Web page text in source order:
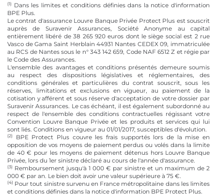
(1)
Dans les limites et conditions définies dans la notice d'information
BPE Plus.
Le contrat d'assurance Louvre Banque Privée Protect Plus est souscrit
auprès de Suravenir Assurances, Société Anonyme au capital
entièrement libéré de 38 265 920 euros dont le siège social est 2 rue
Vasco de Gama Saint Herblain 44931 Nantes CEDEX 09, immatriculée
au RCS de Nantes sous le n° 343 142 659, Code NAF 6512 Z et régie par
le Code des Assurances.
L'ensemble des avantages et conditions présentés demeure soumis
au respect des dispositions législatives et réglementaires, des
conditions générales et particulières du contrat souscrit, sous les
réserves, limitations et exclusions en vigueur, au paiement de la
cotisation y afférent et sous réserve d'acceptation de votre dossier par
Suravenir Assurances. Le cas échéant, il est également subordonné au
respect de l'ensemble des conditions contractuelles régissant votre
Convention Louvre Banque Privée et les produits et services qui lui
sont liés. Conditions en vigueur au 01/01/2017, susceptibles d'évolution.
(2)
BPE Protect Plus couvre les frais supportés lors de la mise en
opposition de vos moyens de paiement perdus ou volés dans la limite
de 40 € pour les moyens de paiement détenus hors Louvre Banque
Privée, lors du 1er sinistre déclaré au cours de l'année d'assurance.
(3) Remboursement jusqu'à 1 000 € par sinistre et un maximum de 2
000 € par an. Le bien doit avoir une valeur supérieure à 75 €.
(4) Pour tout sinistre survenu en France métropolitaine dans les limites
et conditions définies dans la notice d'information BPE Protect Plus.